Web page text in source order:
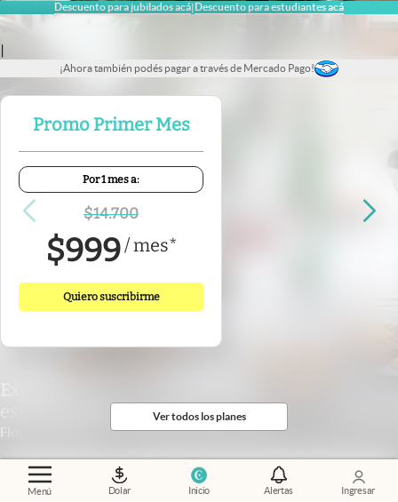
Menú Dolar Inicio Alertas Ingresar
Descuento para jubilados acá|Descuento para estudiantes acá
|
¡Ahora también podés pagar a través de Mercado Pago!
Promo Primer Mes
Por 1 mes a:
$14.700
$999/mes*
Quiero suscribirme
Ver todos los planes
esquina de barrio